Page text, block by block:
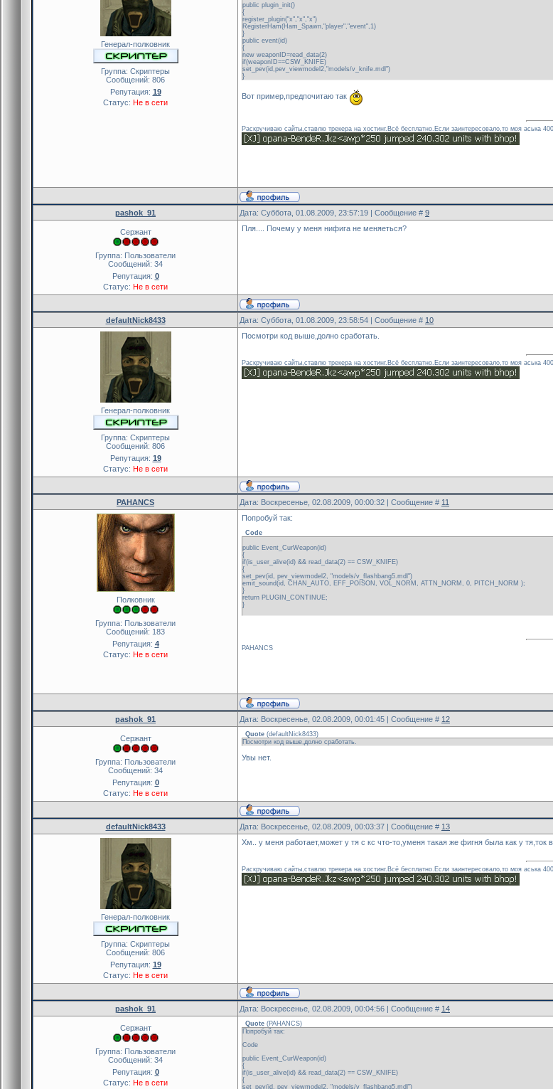
Генерал-полковник
Группа: Скриптеры
Сообщений: 806
Репутация: 19
Статус: Не в сети
public plugin_init()
{
register_plugin("x","x","x")
RegisterHam(Ham_Spawn,"player","event",1)
}
public event(id)
{
new weaponID=read_data(2)
if(weaponID==CSW_KNIFE)
set_pev(id,pev_viewmodel2,"models/v_knife.mdl")
}
Вот пример,предпочитаю так
Раскручиваю сайты,ставлю трекера на хостинг.Всё бесплатно.Если заинтересовало,то моя аська
pashok_91 Дата: Суббота, 01.08.2009, 23:57:19 | Сообщение # 9
Сержант
Группа: Пользователи
Сообщений: 34
Репутация: 0
Статус: Не в сети
Пля.... Почему у меня нифига не меняеться?
defaultNick8433 Дата: Суббота, 01.08.2009, 23:58:54 | Сообщение # 10
Генерал-полковник
Группа: Скриптеры
Сообщений: 806
Репутация: 19
Статус: Не в сети
Посмотри код выше,долно сработать.
Раскручиваю сайты,ставлю трекера на хостинг.Всё бесплатно.Если заинтересовало,то моя аська
PAHANCS Дата: Воскресенье, 02.08.2009, 00:00:32 | Сообщение # 11
Полковник
Группа: Пользователи
Сообщений: 183
Репутация: 4
Статус: Не в сети
Попробуй так:
Code
public Event_CurWeapon(id)
{
if(is_user_alive(id) && read_data(2) == CSW_KNIFE)
{
set_pev(id, pev_viewmodel2, "models/v_flashbang5.mdl")
emit_sound(id, CHAN_AUTO, EFF_POISON, VOL_NORM, ATTN_NORM, 0, PITCH_NORM );
}
return PLUGIN_CONTINUE;
}
PAHANCS
pashok_91 Дата: Воскресенье, 02.08.2009, 00:01:45 | Сообщение # 12
Сержант
Группа: Пользователи
Сообщений: 34
Репутация: 0
Статус: Не в сети
Quote (defaultNick8433)
Посмотри код выше,долно сработать.
Увы нет.
defaultNick8433 Дата: Воскресенье, 02.08.2009, 00:03:37 | Сообщение # 13
Генерал-полковник
Группа: Скриптеры
Сообщений: 806
Репутация: 19
Статус: Не в сети
Хм.. у меня работает,может у тя с кс что-то,уменя такая же фигня была как у
Раскручиваю сайты,ставлю трекера на хостинг.Всё бесплатно.Если заинтересовало,то моя аська
pashok_91 Дата: Воскресенье, 02.08.2009, 00:04:56 | Сообщение # 14
Сержант
Группа: Пользователи
Сообщений: 34
Репутация: 0
Статус: Не в сети
Quote (PAHANCS)
Попробуй так:
Code
public Event_CurWeapon(id)
{
if(is_user_alive(id) && read_data(2) == CSW_KNIFE)
{
set_pev(id, pev_viewmodel2, "models/v_flashbang5.mdl")